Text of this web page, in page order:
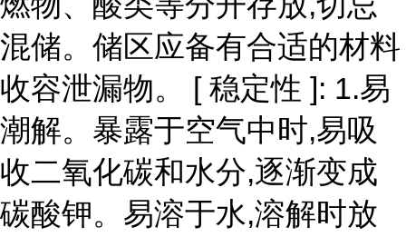
混储。储区应备有合适的材料
收容泄漏物。 [ 稳定性 ]: 1.易
潮解。暴露于空气中时,易吸
收二氧化碳和水分,逐渐变成
碳酸钾。易溶于水,溶解时放